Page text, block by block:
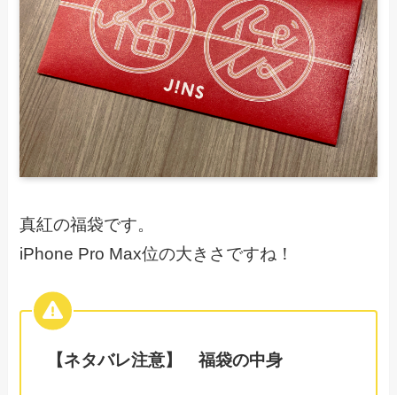
真紅の福袋です。
iPhone Pro Max位の大きさですね！
【ネタバレ注意】 福袋の中身